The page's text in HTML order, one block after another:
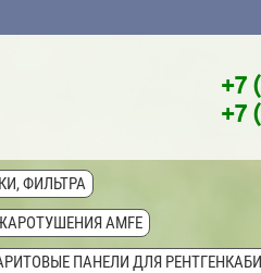
+7
+7
ФИЛЬТРА
AMFE
ПАНЕЛИ ДЛЯ